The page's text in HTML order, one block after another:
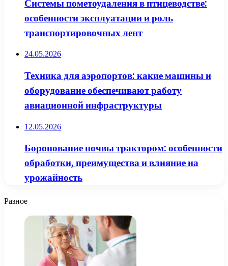
Системы пометоудаления в птицеводстве:
особенности эксплуатации и роль
транспортировочных лент
24.05.2026
Техника для аэропортов: какие машины и
оборудование обеспечивают работу
авиационной инфраструктуры
12.05.2026
Боронование почвы трактором: особенности
обработки, преимущества и влияние на
урожайность
Разное